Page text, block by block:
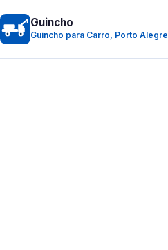
Guincho
Guincho para Carro, Porto Alegre